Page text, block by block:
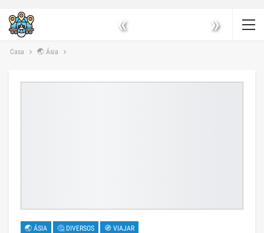
« »
Casa 🌏 Ásia
🌏 ÁSIA 🤔 DIVERSOS 🧭 VIAJAR